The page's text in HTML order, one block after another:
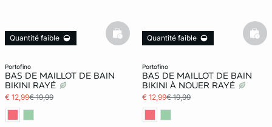
portofino
BAS DE MAILLOT DE BAIN
BIKINI RAYÉ
€ 12,99€ 19,99
Quantité faible basketfull
portofino
BAS DE MAILLOT DE BAIN
BIKINI À NOUER RAYÉ
€ 12,99€ 19,99
Quantité faible